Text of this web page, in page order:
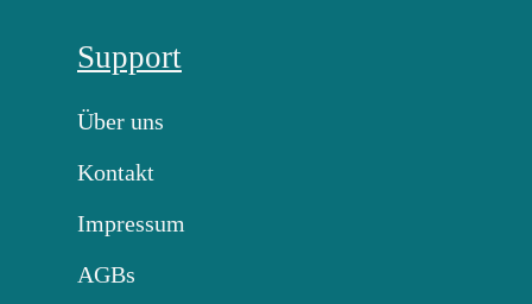
Support
Über uns
Kontakt
Impressum
AGBs